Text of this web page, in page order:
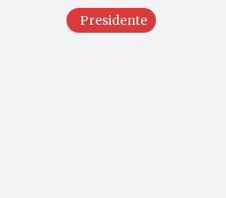
Presidente